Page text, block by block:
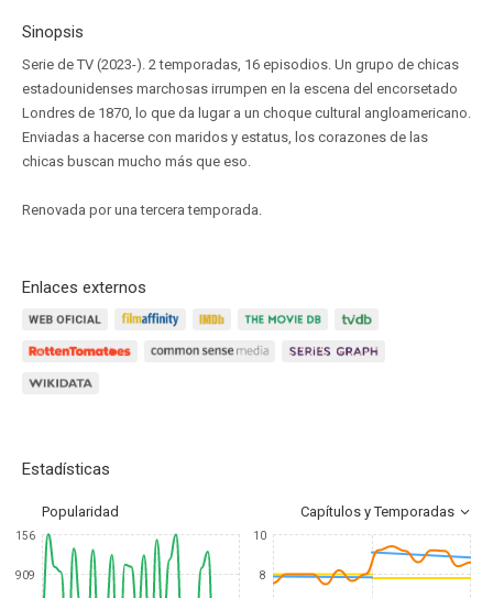
Sinopsis
Serie de TV (2023-). 2 temporadas, 16 episodios. Un grupo de chicas
estadounidenses marchosas irrumpen en la escena del encorsetado
Londres de 1870, lo que da lugar a un choque cultural angloamericano.
Enviadas a hacerse con maridos y estatus, los corazones de las
chicas buscan mucho más que eso.
Renovada por una tercera temporada.
Enlaces externos
Estadísticas
Popularidad Capítulos y Temporadas
156
909
10
8